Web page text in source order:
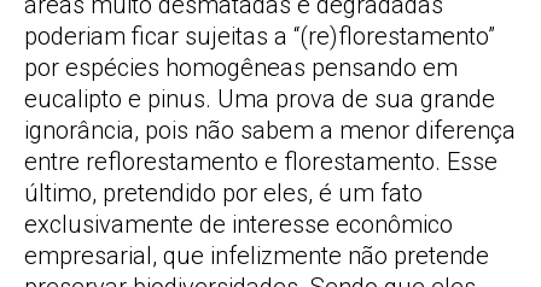
poderiam ficar sujeitas a “(re)florestamento”
por espécies homogêneas pensando em
eucalipto e pinus. Uma prova de sua grande
ignorância, pois não sabem a menor diferença
entre reflorestamento e florestamento. Esse
último, pretendido por eles, é um fato
exclusivamente de interesse econômico
empresarial, que infelizmente não pretende